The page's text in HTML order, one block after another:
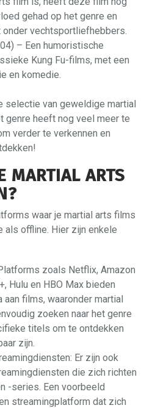
gehad op het genre en
vechtsportliefhebbers.
– Een humoristische
Kung Fu-films, met een
en komedie.
selectie van geweldige martial
genre heeft nog veel meer te
verder te verkennen en
MARTIAL ARTS
waar je martial arts films
als offline. Hier zijn enkele
zoals Netflix, Amazon
Hulu en HBO Max bieden
aan films, waaronder martial
zoeken naar het genre
titels om te ontdekken
zijn.
Er zijn ook
die zich richten
-series. Een voorbeeld
streamingplatform dat zich